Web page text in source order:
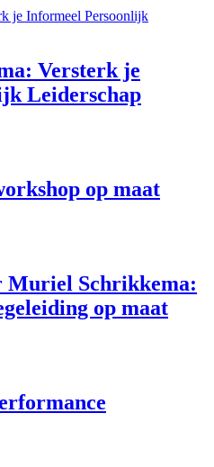
Versterk je
Leiderschap
op maat
Muriel Schrikkema:
op maat